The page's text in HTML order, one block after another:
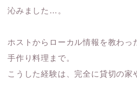
沁みました…。
ホストからローカル情報を教わっ
手作り料理まで。
こうした経験は、完全に貸切の家